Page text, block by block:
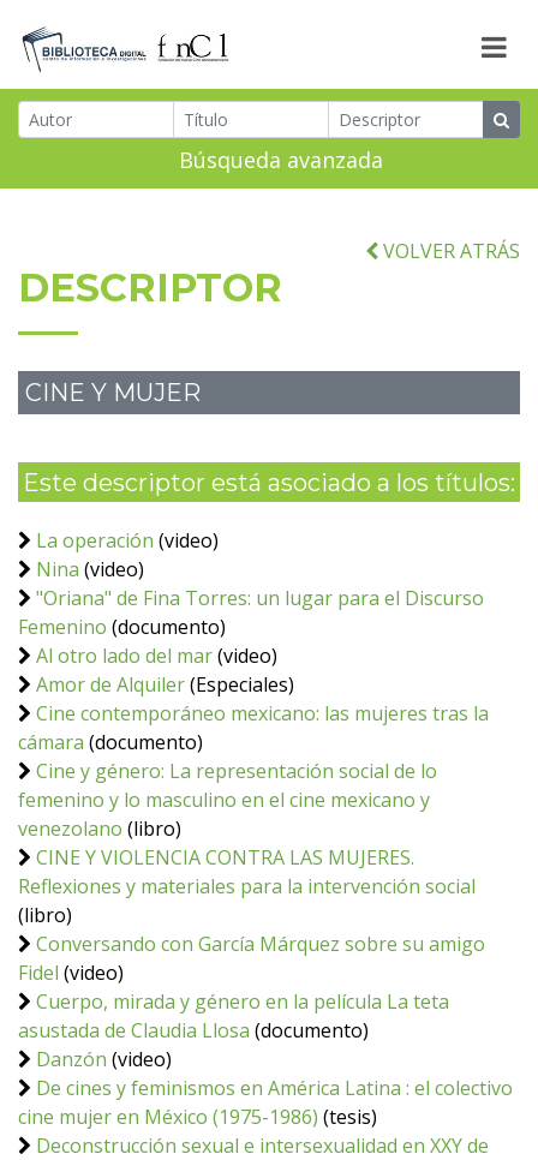
Búsqueda avanzada
VOLVER ATRÁS
DESCRIPTOR
CINE Y MUJER
Este descriptor está asociado a los títulos:
La operación (video)
Nina (video)
"Oriana" de Fina Torres: un lugar para el Discurso
Femenino (documento)
Al otro lado del mar(video)
Amor de Alquiler(Especiales)
Cine contemporáneo mexicano: las mujeres tras la
cámara (documento)
Cine y género: La representación social de lo
femenino y lo masculino en el cine mexicano y
venezolano (libro)
CINE Y VIOLENCIA CONTRA LAS MUJERES.
Reflexiones y materiales para la intervención social
(libro)
Conversando con García Márquez sobre su amigo
Fidel (video)
Cuerpo, mirada y género en la película La teta
asustada de Claudia Llosa (documento)
Danzón (video)
De cines y feminismos en América Latina : el colectivo
cine mujer en México (1975-1986) (tesis)
Deconstrucción sexual e intersexualidad en XXY de